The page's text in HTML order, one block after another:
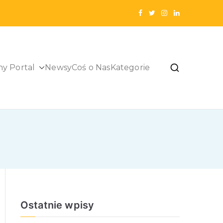
Portal NewsyCoś o NasKategorie
Ostatnie wpisy